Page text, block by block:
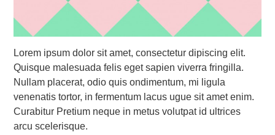
Lorem ipsum dolor sit amet, consectetur dipiscing elit.
Quisque malesuada felis eget sapien viverra fringilla.
Nullam placerat, odio quis ondimentum, mi ligula
venenatis tortor, in fermentum lacus ugue sit amet enim.
Curabitur Pretium neque in metus volutpat id ultrices
arcu scelerisque.